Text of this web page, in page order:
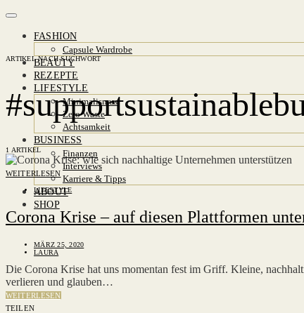
FASHION
Capsule Wardrobe
BEAUTY
REZEPTE
LIFESTYLE
Minimalismus
Zero Waste
Achtsamkeit
BUSINESS
Finanzen
Interviews
Karriere & Tipps
ABOUT
SHOP
ARTIKEL NACH SUCHWORT
1 ARTIKEL
WEITERLESEN
LIFESTYLE
Corona Krise – auf diesen Plattformen
MÄRZ 25, 2020
LAURA
Die Corona Krise hat uns momentan fest im Griff. Kleine,
verlieren und glauben…
WEITERLESEN
TEILEN